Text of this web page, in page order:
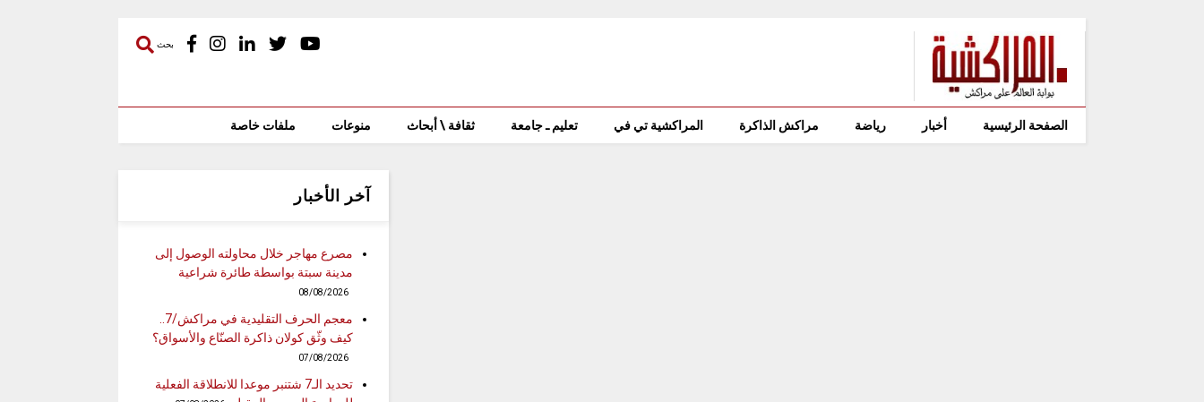
بحث
الصفحة الرئيسية أخبار رياضة مراكش الذاكرة المراكشية تي في تعليم ـ جامعة ثقافة \ أبحاث منوعات ملفات خاصة
آخر الأخبار
مصرع مهاجر خلال محاولته الوصول إلى
مدينة سبتة بواسطة طائرة شراعية
08/08/2026
معجم الحرف التقليدية في مراكش/7..
كيف وثّق كولان ذاكرة الصنّاع والأسواق؟
07/08/2026
تحديد الـ7 شتنبر موعدا للانطلاقة الفعلية